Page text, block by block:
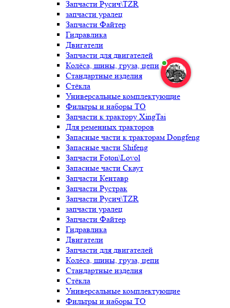
Запчасти Русич\TZR
запчасти уралец
Запчасти Файтер
Гидравлика
Двигатели
Запчасти для двигателей
Колёса, шины, груза, цепи
Стандартные изделия
Стёкла
Универсальные комплектующие
Фильтры и наборы ТО
Запчасти к трактору XingTai
Для ременных тракторов
Запасные части к тракторам Dongfeng
Запасные части Shifeng
Запчасти Foton\Lovol
Запасные части Скаут
Запчасти Кентавр
Запчасти Рустрак
Запчасти Русич\TZR
запчасти уралец
Запчасти Файтер
Гидравлика
Двигатели
Запчасти для двигателей
Колёса, шины, груза, цепи
Стандартные изделия
Стёкла
Универсальные комплектующие
Фильтры и наборы ТО